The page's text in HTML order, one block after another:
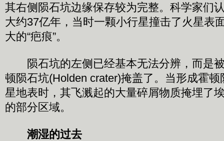
其右侧陨石坑边缘保存较为完整。科学家们
大约37亿年，当时一颗小行星撞击了火星表
大的“疤痕”。
陨石坑的左侧已经基本无法分辨，而是
顿陨石坑(Holden crater)掩盖了。当形成霍
星地表时，其飞溅起的大量碎屑物质掩埋了
的部分区域。
潮湿的过去